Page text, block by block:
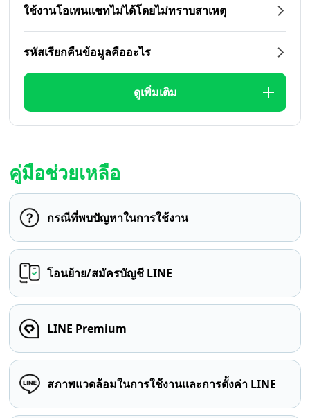
ใช้งานโอเพนแชทไม่ได้โดยไม่ทราบสาเหตุ
รหัสเรียกคืนข้อมูลคืออะไร
ดูเพิ่มเติม
คู่มือช่วยเหลือ
กรณีที่พบปัญหาในการใช้งาน
โอนย้าย/สมัครบัญชี LINE
LINE Premium
สภาพแวดล้อมในการใช้งานและการตั้งค่า LINE